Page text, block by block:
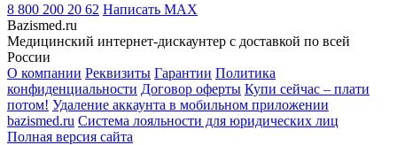
8 800 200 20 62 Написать MAX
Bazismed.ru
Медицинский интернет-дискаунтер с доставкой по всей
России
О компании Реквизиты Гарантии Политика
конфиденциальности Договор оферты Купи сейчас – плати
потом! Удаление аккаунта в мобильном приложении
bazismed.ru Система лояльности для юридических лиц
Полная версия сайта